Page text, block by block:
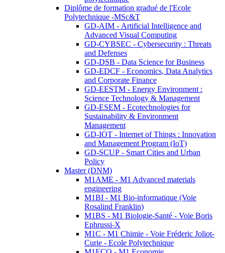
Diplôme de formation gradué de l'Ecole
Polytechnique -MSc&T
GD-AIM - Artificial Intelligence and
Advanced Visual Computing
GD-CYBSEC - Cybersecurity : Threats
and Defenses
GD-DSB - Data Science for Business
GD-EDCF - Economics, Data Analytics
and Corporate Finance
GD-EESTM - Energy Environment :
Science Technology & Management
GD-ESEM - Ecotechnologies for
Sustainability & Environment
Management
GD-IOT - Internet of Things : Innovation
and Management Program (IoT)
GD-SCUP - Smart Cities and Urban
Policy
Master (DNM)
M1AME - M1 Advanced materials
engineering
M1BI - M1 Bio-informatique (Voie
Rosalind Franklin)
M1BS - M1 Biologie-Santé - Voie Boris
Ephrussi-X
M1C - M1 Chimie - Voie Fréderic Joliot-
Curie - Ecole Polytechnique